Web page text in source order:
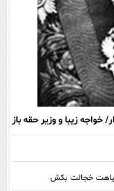
زیبا و وزیر حقه باز
خجالت بکش